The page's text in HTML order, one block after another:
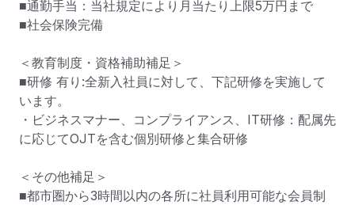
■通勤手当：当社規定により月当たり上限5万円まで
■社会保険完備
＜教育制度・資格補助補足＞
■研修 有り:全新入社員に対して、下記研修を実施して
います。
・ビジネスマナー、コンプライアンス、IT研修：配属先
に応じてOJTを含む個別研修と集合研修
＜その他補足＞
■都市圏から3時間以内の各所に社員利用可能な会員制